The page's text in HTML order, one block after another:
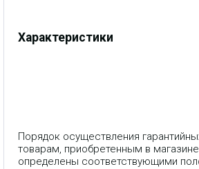
Характеристики
Порядок осуществления
товарам, приобретенным в магазине
определены соответствующими